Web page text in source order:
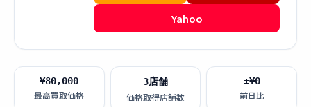
Yahoo
¥80,000
最高買取価格
3店舗
価格取得店舗数
±¥0
前日比